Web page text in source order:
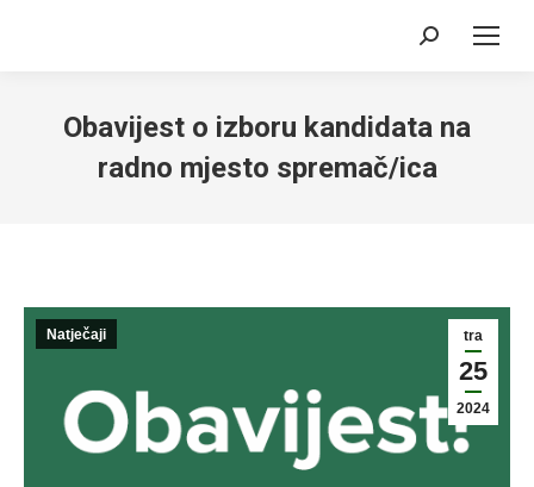
Search:
Obavijest o izboru kandidata na
radno mjesto spremač/ica
tra
25
2024
Natječaji